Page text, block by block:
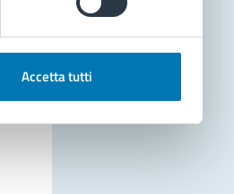
Accetta tutti